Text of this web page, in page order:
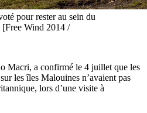
pour rester au sein du
Wind 2014 /
Macri, a confirmé le 4 juillet que les
les îles Malouines n’avaient pas
lors d’une visite à